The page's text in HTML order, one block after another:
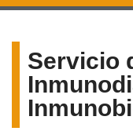
Servicio